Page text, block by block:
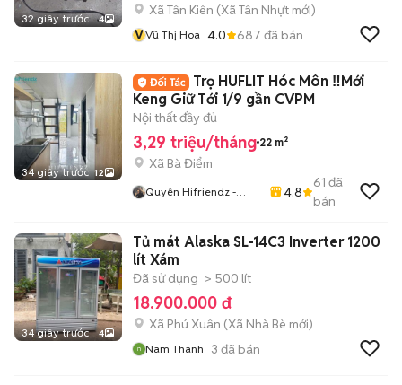
32 giây trước 4
Xã Tân Kiên (Xã Tân Nhựt mới)
VVũ Thị Hoa 4.0 687 đã bán
34 giây trước 12
Trọ HUFLIT Hóc Môn ‼️Mới
Keng Giữ Tới 1/9 gần CVPM
Nội thất đầy đủ
3,29 triệu/tháng 22 m²
Xã Bà Điểm
Quyên Hifriendz -
4.8
61 đã
bán
34 giây trước 4
Tủ mát Alaska SL-14C3 Inverter 1200
lít Xám
Đã sử dụng > 500 lít
18.900.000 đ
Xã Phú Xuân (Xã Nhà Bè mới)
Nam Thanh 3 đã bán